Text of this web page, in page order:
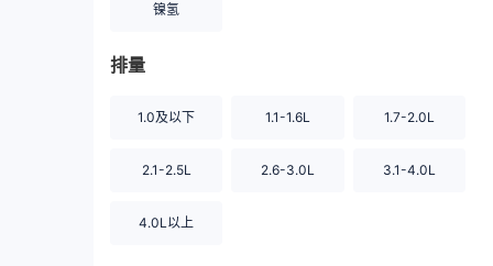
镍氢
排量
1.0及以下 1.1-1.6L 1.7-2.0L
2.1-2.5L 2.6-3.0L 3.1-4.0L
4.0L以上